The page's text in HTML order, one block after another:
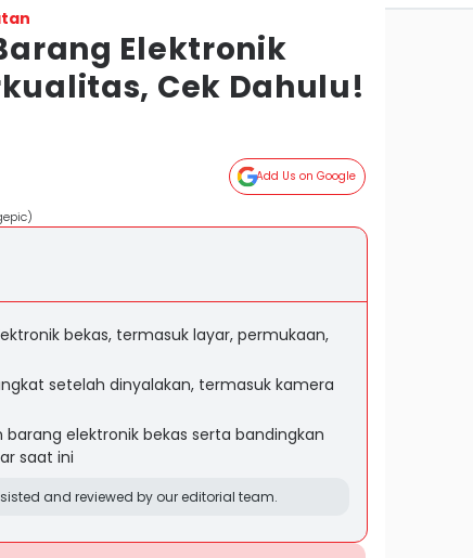
Elektronik
Cek Dahulu!
Add Us on Google
bekas, termasuk layar, permukaan,
setelah dinyalakan, termasuk kamera
elektronik bekas serta bandingkan
saat ini
and reviewed by our editorial team.